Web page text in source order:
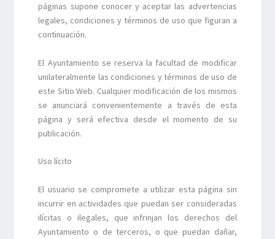
páginas supone conocer y aceptar las advertencias
legales, condiciones y términos de uso que figuran a
continuación.
El Ayuntamiento se reserva la facultad de modificar
unilateralmente las condiciones y términos de uso de
este Sitio Web. Cualquier modificación de los mismos
se anunciará convenientemente a través de esta
página y será efectiva desde el momento de su
publicación.
Uso lícito
El usuario se compromete a utilizar esta página sin
incurrir en actividades que puedan ser consideradas
ilícitas o ilegales, que infrinjan los derechos del
Ayuntamiento o de terceros, o que puedan dañar,